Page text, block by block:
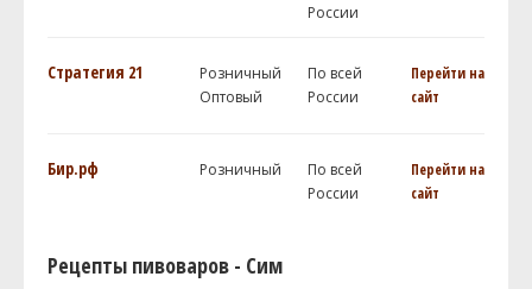
России
Стратегия 21
Розничный
Оптовый
По всей
России
Перейти на
сайт
Бир.рф Розничный
По всей
России
Перейти на
сайт
Рецепты пивоваров - Сим